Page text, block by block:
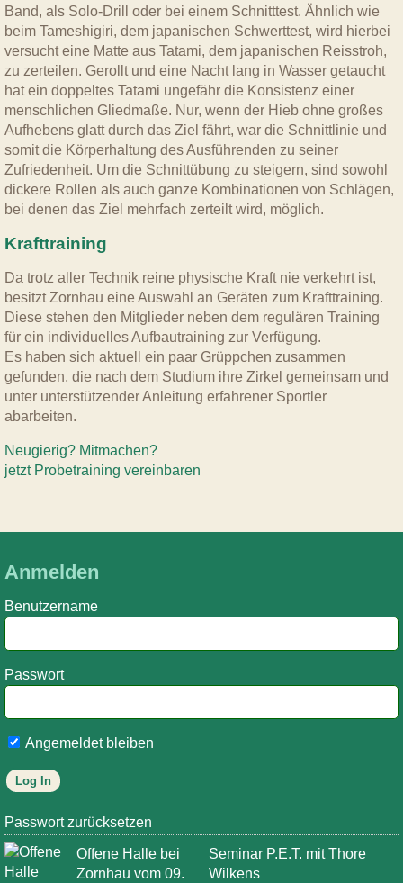
Band, als Solo-Drill oder bei einem Schnitttest. Ähnlich wie
beim Tameshigiri, dem japanischen Schwerttest, wird hierbei
versucht eine Matte aus Tatami, dem japanischen Reisstroh,
zu zerteilen. Gerollt und eine Nacht lang in Wasser getaucht
hat ein doppeltes Tatami ungefähr die Konsistenz einer
menschlichen Gliedmaße. Nur, wenn der Hieb ohne großes
Aufhebens glatt durch das Ziel fährt, war die Schnittlinie und
somit die Körperhaltung des Ausführenden zu seiner
Zufriedenheit. Um die Schnittübung zu steigern, sind sowohl
dickere Rollen als auch ganze Kombinationen von Schlägen,
bei denen das Ziel mehrfach zerteilt wird, möglich.
Krafttraining
Da trotz aller Technik reine physische Kraft nie verkehrt ist,
besitzt Zornhau eine Auswahl an Geräten zum Krafttraining.
Diese stehen den Mitglieder neben dem regulären Training
für ein individuelles Aufbautraining zur Verfügung.
Es haben sich aktuell ein paar Grüppchen zusammen
gefunden, die nach dem Studium ihre Zirkel gemeinsam und
unter unterstützender Anleitung erfahrener Sportler
abarbeiten.
Neugierig? Mitmachen?
jetzt Probetraining vereinbaren
Anmelden
Benutzername
Passwort
Angemeldet bleiben
Passwort zurücksetzen
Offene Halle bei
Zornhau vom 09.
Seminar P.E.T. mit Thore
Wilkens